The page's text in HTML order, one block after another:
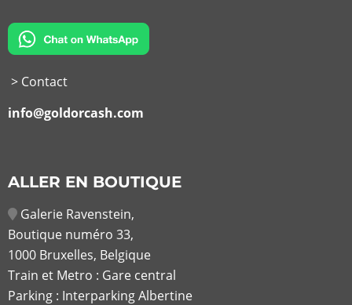
> Contact
info@goldorcash.com
ALLER EN BOUTIQUE
Galerie Ravenstein,
Boutique numéro 33,
1000 Bruxelles, Belgique
Train et Metro : Gare central
Parking : Interparking Albertine